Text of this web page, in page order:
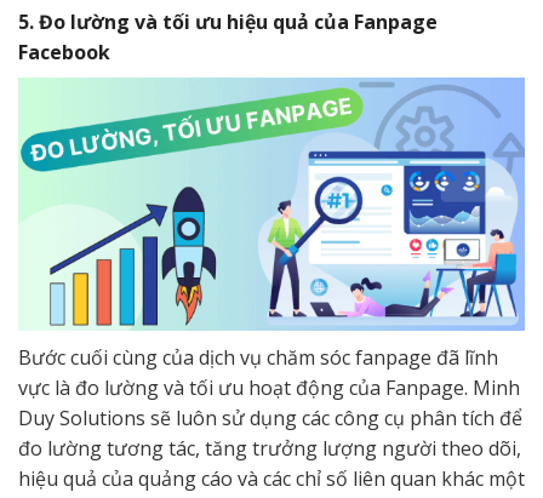
5. Đo lường và tối ưu hiệu quả của Fanpage
Facebook
Bước cuối cùng của dịch vụ chăm sóc fanpage đã lĩnh
vực là đo lường và tối ưu hoạt động của Fanpage. Minh
Duy Solutions sẽ luôn sử dụng các công cụ phân tích để
đo lường tương tác, tăng trưởng lượng người theo dõi,
hiệu quả của quảng cáo và các chỉ số liên quan khác một